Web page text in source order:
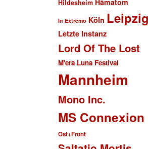
Hildesheim
In Extremo Köln Leipzig
Letzte Instanz
Lord Of The Lost
M'era Luna Festival
Mannheim
Mono Inc.
MS Connexion
Ost+Front